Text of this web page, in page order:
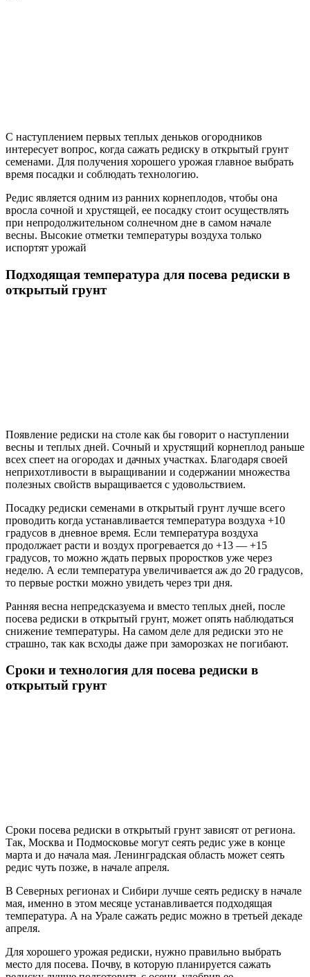
С наступлением первых теплых деньков огородников
интересует вопрос, когда сажать редиску в открытый грунт
семенами. Для получения хорошего урожая главное выбрать
время посадки и соблюдать технологию.
Редис является одним из ранних корнеплодов, чтобы она
вросла сочной и хрустящей, ее посадку стоит осуществлять
при непродолжительном солнечном дне в самом начале
весны. Высокие отметки температуры воздуха только
испортят урожай
Подходящая температура для посева редиски в
открытый грунт
Появление редиски на столе как бы говорит о наступлении
весны и теплых дней. Сочный и хрустящий корнеплод раньше
всех спеет на огородах и дачных участках. Благодаря своей
неприхотливости в выращивании и содержании множества
полезных свойств выращивается с удовольствием.
Посадку редиски семенами в открытый грунт лучше всего
проводить когда устанавливается температура воздуха +10
градусов в дневное время. Если температура воздуха
продолжает расти и воздух прогревается до +13 — +15
градусов, то можно ждать первых проростков уже через
неделю. А если температура увеличивается аж до 20 градусов,
то первые ростки можно увидеть через три дня.
Ранняя весна непредсказуема и вместо теплых дней, после
посева редиски в открытый грунт, может опять наблюдаться
снижение температуры. На самом деле для редиски это не
страшно, так как всходы даже при заморозках не погибают.
Сроки и технология для посева редиски в
открытый грунт
Сроки посева редиски в открытый грунт зависят от региона.
Так, Москва и Подмосковье могут сеять редис уже в конце
марта и до начала мая. Ленинградская область может сеять
редис чуть позже, в начале апреля.
В Северных регионах и Сибири лучше сеять редиску в начале
мая, именно в этом месяце устанавливается подходящая
температура. А на Урале сажать редис можно в третьей декаде
апреля.
Для хорошего урожая редиски, нужно правильно выбрать
место для посева. Почву, в которую планируется сажать